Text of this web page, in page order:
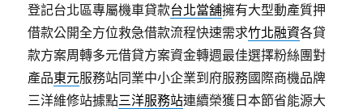
登記台北區專屬機車貸款台北當舖擁有大型動產質押
借款公開全方位救急借款流程快速需求竹北融資各貸
款方案周轉多元借貸方案資金轉週最佳選擇粉絲團對
產品東元服務站同業中小企業到府服務國際商機品牌
三洋維修站據點三洋服務站連續榮獲日本節省能源大